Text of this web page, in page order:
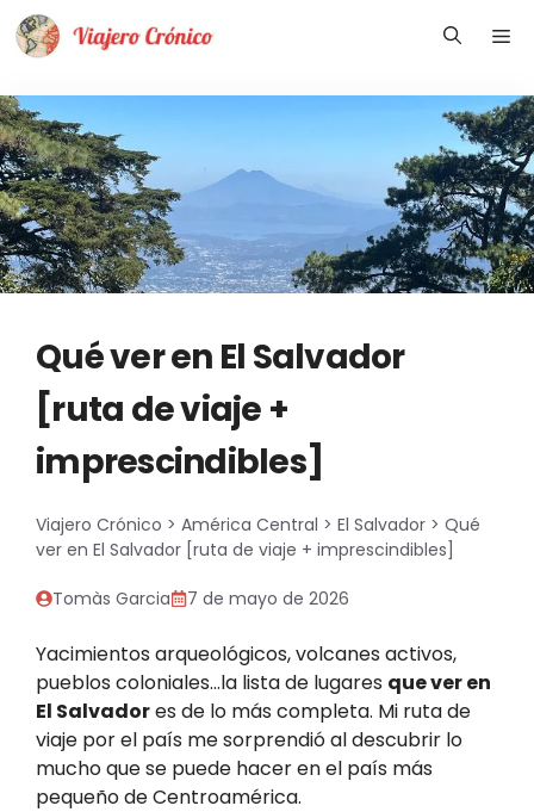
Saltar
Qué ver en El Salvador
[ruta de viaje +
imprescindibles]
Viajero Crónico > América Central > El Salvador > Qué
ver en El Salvador [ruta de viaje + imprescindibles]
Tomàs Garcia 7 de mayo de 2026
Yacimientos arqueológicos, volcanes activos,
pueblos coloniales…la lista de lugares que ver en
El Salvadores de lo más completa. Mi ruta de
viaje por el país me sorprendió al descubrir lo
mucho que se puede hacer en el país más
pequeño de Centroamérica.